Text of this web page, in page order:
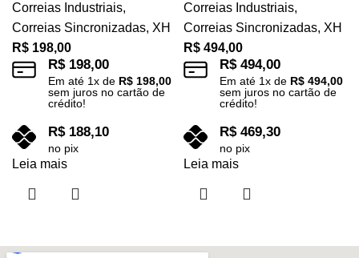
Correias Industriais,
Correias Sincronizadas, XH
R$ 198,00
R$198,00
Em até 1x de R$ 198,00
sem juros no cartão de
crédito!
R$188,10
no pix
Leia mais
Correias Industriais,
Correias Sincronizadas, XH
R$ 494,00
R$494,00
Em até 1x de R$ 494,00
sem juros no cartão de
crédito!
R$469,30
no pix
Leia mais